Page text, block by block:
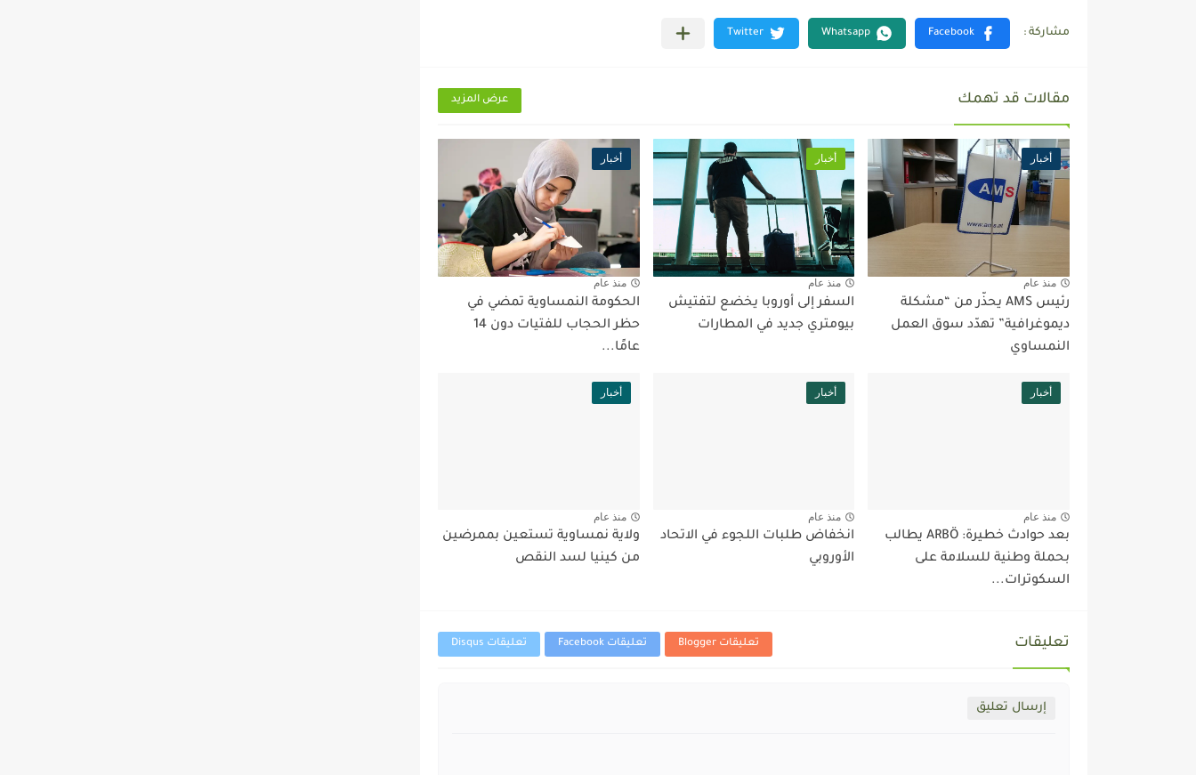
مقالات قد تهمك عرض المزيد
أخبار
منذ عام
رئيس AMS يحذّر من “مشكلة
ديموغرافية” تهدّد سوق العمل
النمساوي
أخبار
منذ عام
السفر إلى أوروبا يخضع لتفتيش
بيومتري جديد في المطارات
أخبار
منذ عام
الحكومة النمساوية تمضي في
حظر الحجاب للفتيات دون 14
عامًا...
أخبار
منذ عام
بعد حوادث خطيرة: ARBÖ يطالب
بحملة وطنية للسلامة على
السكوترات...
أخبار
منذ عام
انخفاض طلبات اللجوء في الاتحاد
الأوروبي
أخبار
منذ عام
ولاية نمساوية تستعين بممرضين
من كينيا لسد النقص
تعليقات تعليقات Blogger تعليقات Facebook تعليقات Disqus
إرسال تعليق